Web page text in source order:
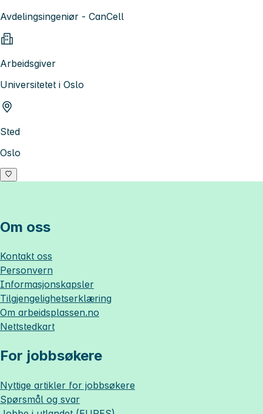
Avdelingsingeniør - CanCell
Arbeidsgiver
Universitetet i Oslo
Sted
Oslo
Om oss
Kontakt oss
Personvern
Informasjonskapsler
Tilgjengelighetserklæring
Om arbeidsplassen.no
Nettstedkart
For jobbsøkere
Nyttige artikler for jobbsøkere
Spørsmål og svar